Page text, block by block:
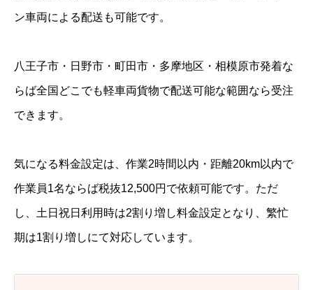
ン車両による配送も可能です。
八王子市・日野市・町田市・多摩地区・相模原市発着な
らば全国どこでも軽車両貨物で配送可能な範囲なら受注
できます。
気になる料金設定は、作業2時間以内・距離20km以内で
作業員1名ならば税抜12,500円で依頼可能です。ただ
し、土日祝日利用時は2割り増し料金設定となり、繁忙
期は1割り増しにて対応しています。